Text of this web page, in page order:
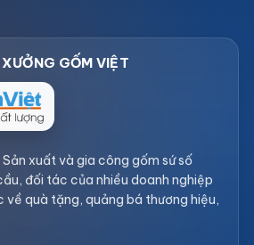
Sản xuất và gia công gốm sứ số
đối tác của nhiều doanh nghiệp
về quà tặng, quảng bá thương hiệu,